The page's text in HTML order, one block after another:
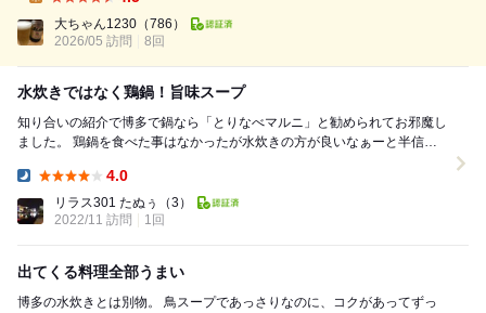
いるこちらのお店。 スープの見た目は濃そうだが、飲んでみると雑味が
全くなくするすると飲めてしまう。 ...
大ちゃん1230 （786）
2026/05 訪問
8回
水炊きではなく鶏鍋！旨味スープ
知り合いの紹介で博多で鍋なら「とりなべマルニ」と勧められてお邪魔し
ました。 鶏鍋を食べた事はなかったが水炊きの方が良いなぁーと半信半
4.0
リラス301 たぬぅ
（3）
2022/11 訪問
1回
出てくる料理全部うまい
博多の水炊きとは別物。 鳥スープであっさりなのに、コクがあってずっ